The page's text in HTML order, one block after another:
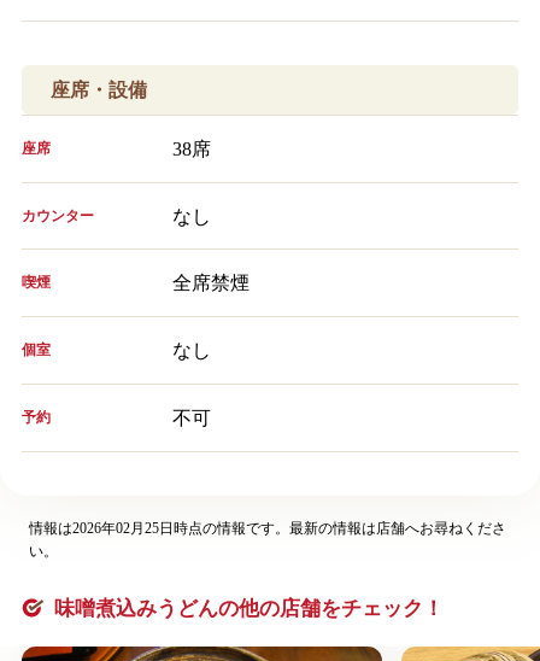
座席・設備
座席 38席
カウンター なし
喫煙 全席禁煙
個室 なし
予約 不可
情報は2026年02月25日時点の情報です。最新の情報は店舗へお尋ねくださ
い。
味噌煮込みうどんの他の店舗をチェック！